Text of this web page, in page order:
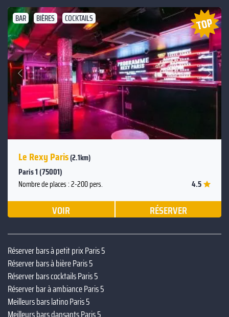
BAR BIÈRES COCKTAILS
Précédent
Suivant
Le Rexy Paris(2.1km)
Paris 1 (75001)
Nombre de places : 2-200 pers. 4.5
VOIR RÉSERVER
Réserver bars à petit prix Paris 5
Réserver bars à bière Paris 5
Réserver bars cocktails Paris 5
Réserver bar à ambiance Paris 5
Meilleurs bars latino Paris 5
Meilleurs bars dansants Paris 5